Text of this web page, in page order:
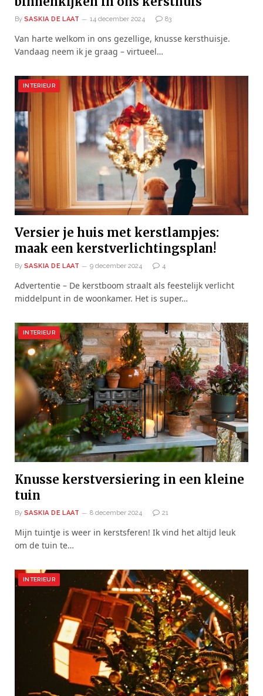
By SASKIA DE LAAT 14 december 2024 83
Van harte welkom in ons gezellige, knusse kersthuisje.
Vandaag neem ik je graag – virtueel…
INTERIEUR
Versier je huis met kerstlampjes:
maak een kerstverlichtingsplan!
By SASKIA DE LAAT 9 december 2024 4
Advertentie – De kerstboom straalt als feestelijk verlicht
middelpunt in de woonkamer. Het is super…
INTERIEUR
Knusse kerstversiering in een kleine
tuin
By SASKIA DE LAAT 8 december 2024 21
Mijn tuintje is weer in kerstsferen! Ik vind het altijd leuk
om de tuin te…
INTERIEUR